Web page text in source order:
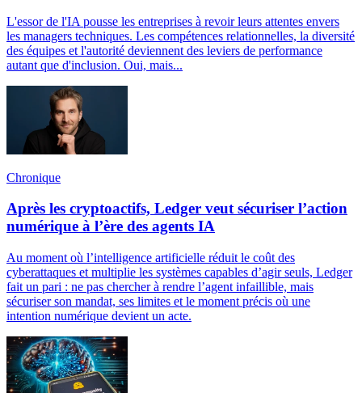
L'essor de l'IA pousse les entreprises à revoir leurs attentes envers
les managers techniques. Les compétences relationnelles, la diversité
des équipes et l'autorité deviennent des leviers de performance
autant que d'inclusion. Oui, mais...
Chronique
Après les cryptoactifs, Ledger veut sécuriser l’action
numérique à l’ère des agents IA
Au moment où l’intelligence artificielle réduit le coût des
cyberattaques et multiplie les systèmes capables d’agir seuls, Ledger
fait un pari : ne pas chercher à rendre l’agent infaillible, mais
sécuriser son mandat, ses limites et le moment précis où une
intention numérique devient un acte.